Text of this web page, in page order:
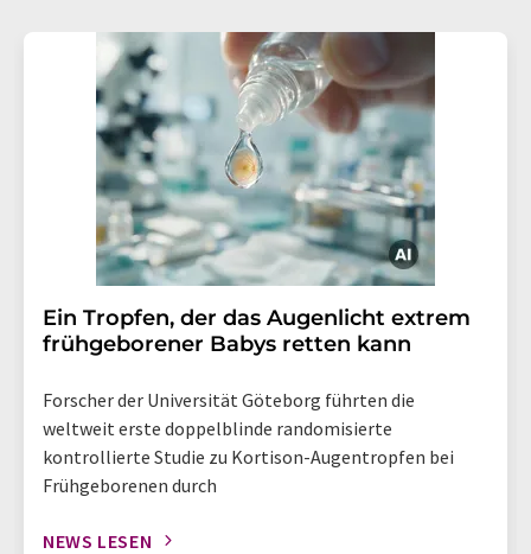
Ein Tropfen, der das Augenlicht extrem
frühgeborener Babys retten kann
Forscher der Universität Göteborg führten die
weltweit erste doppelblinde randomisierte
kontrollierte Studie zu Kortison-Augentropfen bei
Frühgeborenen durch
NEWS LESEN